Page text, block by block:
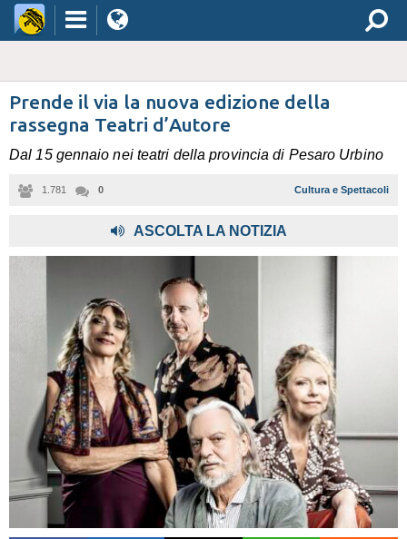
Prende il via la nuova edizione della
rassegna Teatri d’Autore
Dal 15 gennaio nei teatri della provincia di Pesaro Urbino
1.781 0 Cultura e Spettacoli
ASCOLTA LA NOTIZIA